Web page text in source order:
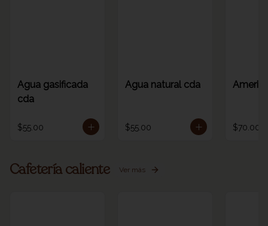
Agua gasificada
cda
$55.00
Agua natural cda
$55.00 $70.00
Cafetería caliente Ver más